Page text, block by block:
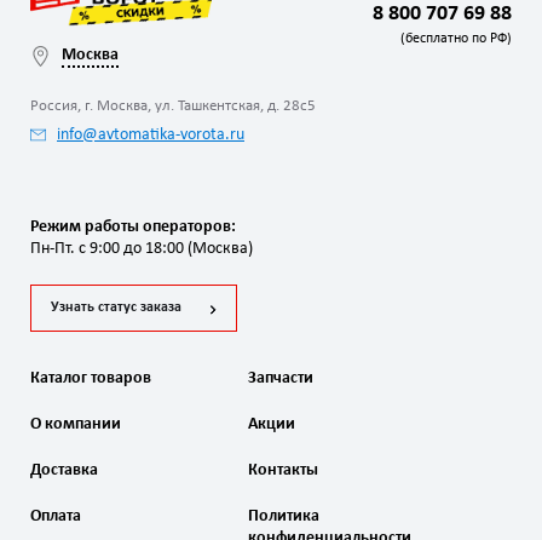
Москва
Россия, г. Москва, ул. Ташкентская, д. 28с5
info@avtomatika-vorota.ru
8 800 707 69 88
(бесплатно по РФ)
Режим работы операторов:
Пн-Пт. с 9:00 до 18:00 (Москва)
Узнать статус заказа
Каталог товаров Запчасти
О компании
Доставка
Оплата
Акции
Контакты
Политика